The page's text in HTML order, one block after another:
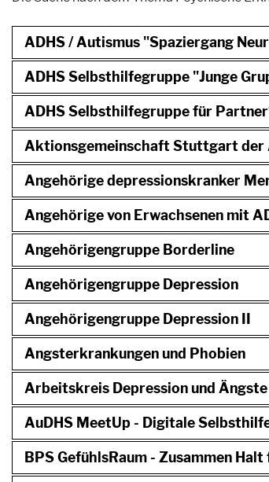
ADHS / Autismus "Spaziergang
ADHS Selbsthilfegruppe "Junge
ADHS Selbsthilfegruppe für
Aktionsgemeinschaft Stuttgart der
Angehörige depressionskranker
Angehörige von Erwachsenen mit
Angehörigengruppe Borderline
Angehörigengruppe Depression
Angehörigengruppe Depression II
Angsterkrankungen und Phobien
Arbeitskreis Depression und
AuDHS MeetUp - Digitale
BPS GefühlsRaum - Zusammen Halt